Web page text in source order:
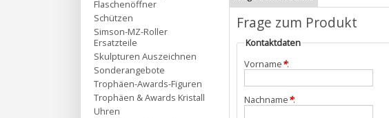
Frage zum Produkt
Kontaktdaten
Vorname*:
Nachname*:
Flaschenöffner
Schützen
Simson-MZ-Roller
Ersatzteile
Skulpturen Auszeichnen
Sonderangebote
Trophäen-Awards-Figuren
Trophäen & Awards Kristall
Uhren